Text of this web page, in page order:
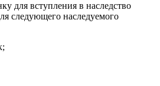
для вступления в наследство
следующего наследуемого